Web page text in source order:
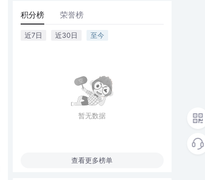
积分榜 荣誉榜
近7日 近30日 至今
暂无数据
查看更多榜单